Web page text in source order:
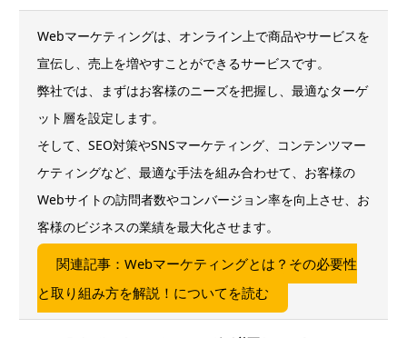
Webマーケティングは、オンライン上で商品やサービスを
宣伝し、売上を増やすことができるサービスです。
弊社では、まずはお客様のニーズを把握し、最適なターゲ
ット層を設定します。
そして、SEO対策やSNSマーケティング、コンテンツマー
ケティングなど、最適な手法を組み合わせて、お客様の
Webサイトの訪問者数やコンバージョン率を向上させ、お
客様のビジネスの業績を最大化させます。
関連記事：Webマーケティングとは？その必要性
と取り組み方を解説！についてを読む